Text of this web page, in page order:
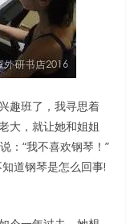
趣班了，我寻思着
大，就让她和姐姐
：“我不喜欢钢琴！”
道钢琴是怎么回事!